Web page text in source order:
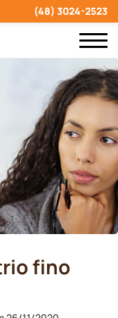
(48) 3024-2523
fino